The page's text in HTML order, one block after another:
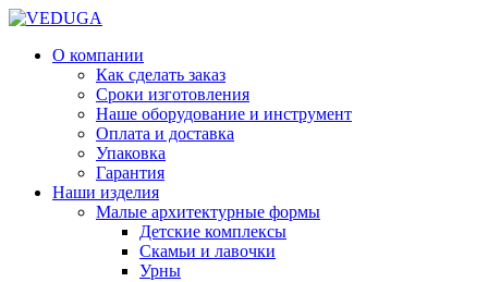
О компании
Как сделать заказ
Сроки изготовления
Наше оборудование и инструмент
Оплата и доставка
Упаковка
Гарантия
Наши изделия
Малые архитектурные формы
Детские комплексы
Скамьи и лавочки
Урны